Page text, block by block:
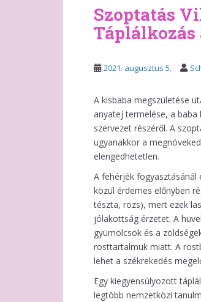
Szoptatás
Táplálkozás
2021. augusztus 5.
A kisbaba megszületése
anyatej termelése, a baba
szervezet részéről. A
ugyanakkor a
elengedhetetlen.
A fehérjék fogyasztásánál
közül érdemes előnyben
tészta, rozs), mert ezek
jólakottság érzetet. A
gyümölcsök és a
rosttartalmuk miatt. A
lehet a székrekedés
Egy kiegyensúlyozott
legtöbb nemzetközi